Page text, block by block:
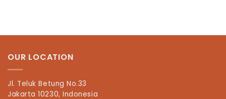
OUR LOCATION
Jl. Teluk Betung No.33
Jakarta 10230, Indonesia